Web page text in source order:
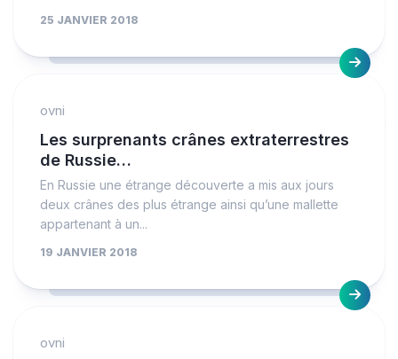
25 JANVIER 2018
ovni
Les surprenants crânes extraterrestres
de Russie…
En Russie une étrange découverte a mis aux jours
deux crânes des plus étrange ainsi qu’une mallette
appartenant à un...
19 JANVIER 2018
ovni